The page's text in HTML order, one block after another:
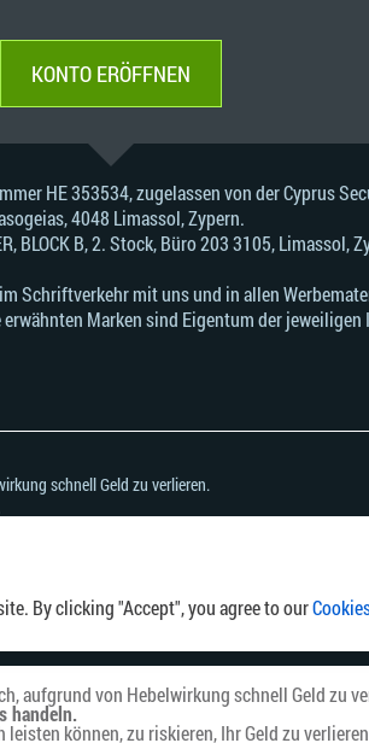
By clicking "Accept", you agree to our
aufgrund von Hebelwirkung schnell Geld zu
handeln.
können, zu riskieren, Ihr Geld zu
KONTO ERÖFFNEN
HE 353534, zugelassen von der Cyprus
4048 Limassol, Zypern.
BLOCK В, 2. Stock, Büro 203 3105, Limassol,
Schriftverkehr mit uns und in allen
Marken sind Eigentum der jeweiligen
schnell Geld zu verlieren.
zu riskieren, Ihr Geld zu verlieren.
Rechtsordnung ansässig sind, in dem die